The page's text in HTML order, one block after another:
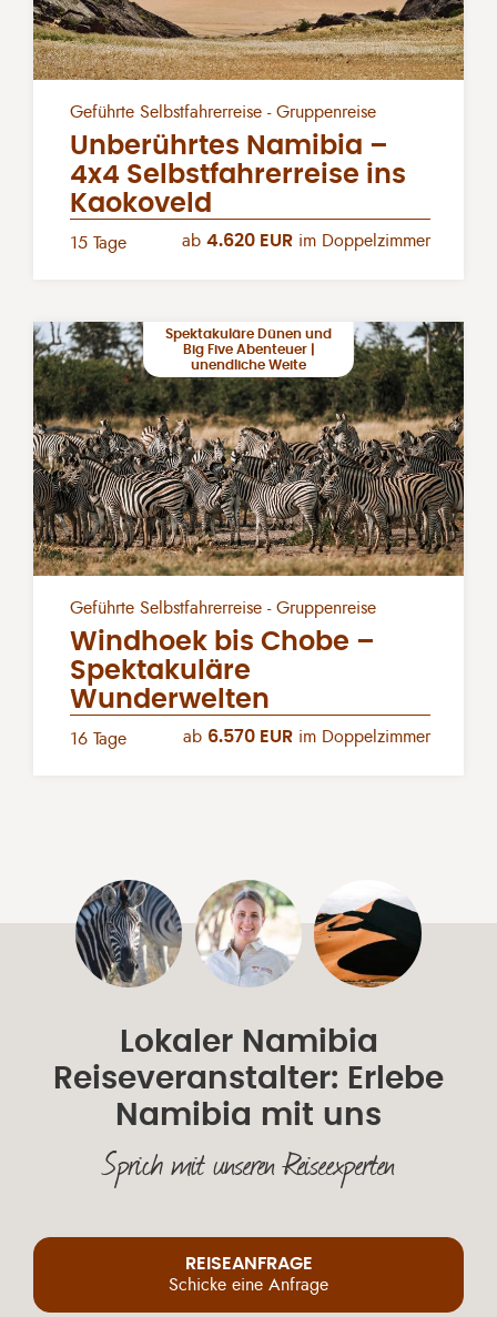
Geführte Selbstfahrerreise - Gruppenreise
Unberührtes Namibia –
4x4 Selbstfahrerreise ins
Kaokoveld
15 Tage ab 4.620 EUR im Doppelzimmer
Spektakuläre Dünen und
Big Five Abenteuer |
unendliche Weite
Geführte Selbstfahrerreise - Gruppenreise
Windhoek bis Chobe –
Spektakuläre
Wunderwelten
16 Tage ab 6.570 EUR im Doppelzimmer
Lokaler Namibia
Reiseveranstalter: Erlebe
Namibia mit uns
Sprich mit unseren Reiseexperten
REISEANFRAGE
Schicke eine Anfrage